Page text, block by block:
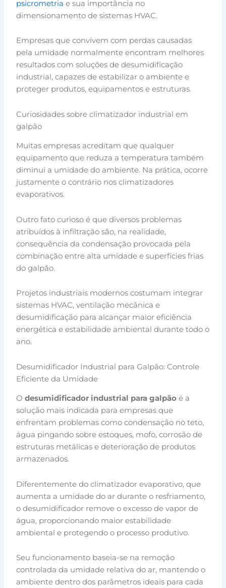
psicrometria e sua importância no
dimensionamento de sistemas HVAC.
Empresas que convivem com perdas causadas
pela umidade normalmente encontram melhores
resultados com soluções de desumidificação
industrial, capazes de estabilizar o ambiente e
proteger produtos, equipamentos e estruturas.
Curiosidades sobre climatizador industrial em
galpão
Muitas empresas acreditam que qualquer
equipamento que reduza a temperatura também
diminui a umidade do ambiente. Na prática, ocorre
justamente o contrário nos climatizadores
evaporativos.
Outro fato curioso é que diversos problemas
atribuídos à infiltração são, na realidade,
consequência da condensação provocada pela
combinação entre alta umidade e superfícies frias
do galpão.
Projetos industriais modernos costumam integrar
sistemas HVAC, ventilação mecânica e
desumidificação para alcançar maior eficiência
energética e estabilidade ambiental durante todo o
ano.
Desumidificador Industrial para Galpão: Controle
Eficiente da Umidade
Odesumidificador industrial para galpão é a
solução mais indicada para empresas que
enfrentam problemas como condensação no teto,
água pingando sobre estoques, mofo, corrosão de
estruturas metálicas e deterioração de produtos
armazenados.
Diferentemente do climatizador evaporativo, que
aumenta a umidade do ar durante o resfriamento,
o desumidificador remove o excesso de vapor de
água, proporcionando maior estabilidade
ambiental e protegendo o processo produtivo.
Seu funcionamento baseia-se na remoção
controlada da umidade relativa do ar, mantendo o
ambiente dentro dos parâmetros ideais para cada